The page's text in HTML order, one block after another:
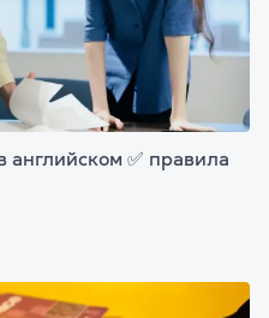
английском ✅ правила